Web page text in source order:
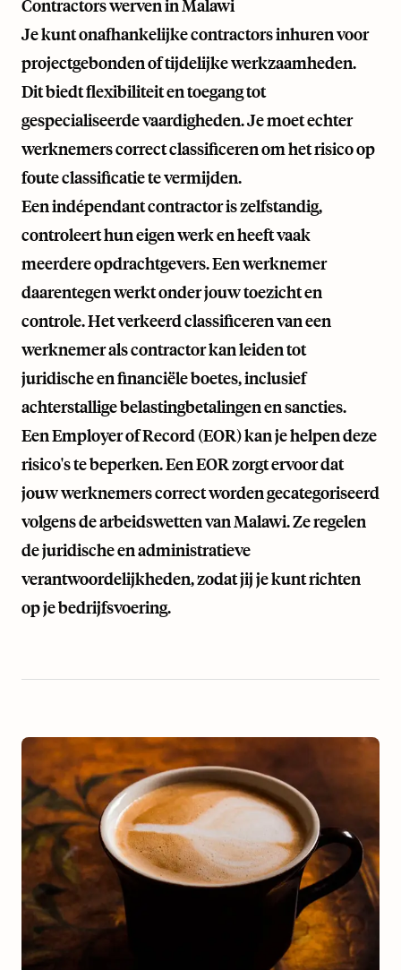
Contractors werven in Malawi
Je kunt onafhankelijke contractors inhuren voor
projectgebonden of tijdelijke werkzaamheden.
Dit biedt flexibiliteit en toegang tot
gespecialiseerde vaardigheden. Je moet echter
werknemers correct classificeren om het risico op
foute classificatie te vermijden.
Een indépendant contractor is zelfstandig,
controleert hun eigen werk en heeft vaak
meerdere opdrachtgevers. Een werknemer
daarentegen werkt onder jouw toezicht en
controle. Het verkeerd classificeren van een
werknemer als contractor kan leiden tot
juridische en financiële boetes, inclusief
achterstallige belastingbetalingen en sancties.
Een Employer of Record (EOR) kan je helpen deze
risico's te beperken. Een EOR zorgt ervoor dat
jouw werknemers correct worden gecategoriseerd
volgens de arbeidswetten van Malawi. Ze regelen
de juridische en administratieve
verantwoordelijkheden, zodat jij je kunt richten
op je bedrijfsvoering.